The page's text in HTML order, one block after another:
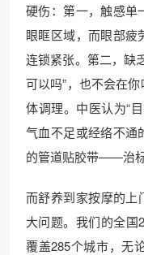
硬伤：第一，触感单
眼眶区域，而眼部疲
连锁紧张。第二，缺
可以吗”，也不会在
体调理。中医认为“
气血不足或经络不通
的管道贴胶带——治标
而舒养到家按摩的上
大问题。我们的全国
覆盖285个城市，无